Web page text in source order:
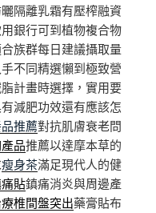
隔離乳霜有壓榨融資
銀行可到植物複合物
族群每日建議攝取量
不同精選懶到極致營
計畫時選擇，實用要
減肥功效還有應該怎
推薦對抗肌膚衰老問
品推薦以達摩本草的
瘦身茶滿足現代人的健
貼鎮痛消炎與周邊產
椎間盤突出藥膏貼布